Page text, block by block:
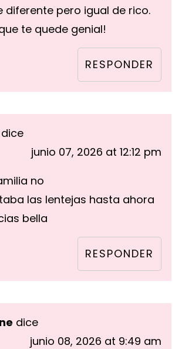
diferente pero igual de rico.
te quede genial!
RESPONDER
dice
junio 07, 2026 at 12:12 pm
no
las lentejas hasta ahora
bella
RESPONDER
dice
junio 08, 2026 at 9:49 am